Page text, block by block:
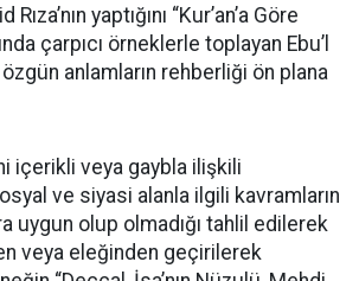
yaptığını “Kur’an’a Göre
çarpıcı örneklerle toplayan Ebu’l
anlamların rehberliği ön plana
içerikli veya gaybla ilişkili
ve siyasi alanla ilgili kavramların
uygun olup olmadığı tahlil edilerek
veya eleğinden geçirilerek